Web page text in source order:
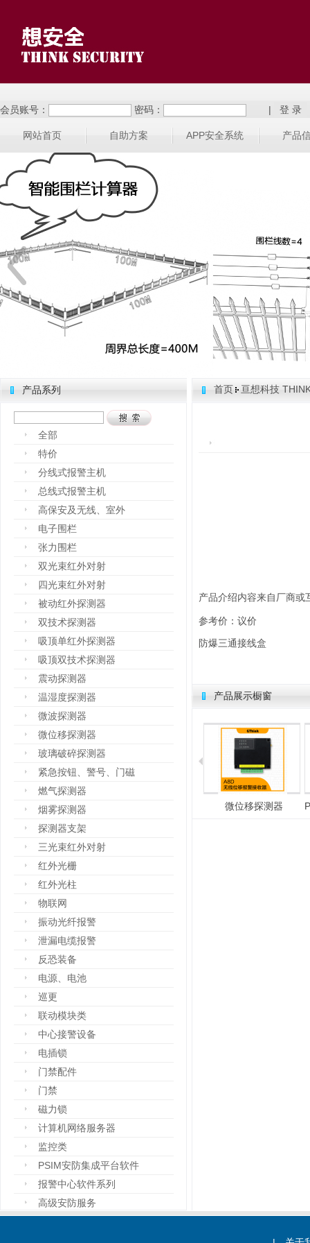
会员账号： 密码： |
网站首页 自助方案 APP安全系统 产品
产品系列
全部
特价
分线式报警主机
总线式报警主机
高保安及无线、室外
电子围栏
张力围栏
双光束红外对射
四光束红外对射
被动红外探测器
双技术探测器
吸顶单红外探测器
吸顶双技术探测器
震动探测器
温湿度探测器
微波探测器
微位移探测器
玻璃破碎探测器
紧急按钮、警号、门磁
燃气探测器
烟雾探测器
探测器支架
三光束红外对射
红外光栅
红外光柱
物联网
振动光纤报警
泄漏电缆报警
反恐装备
电源、电池
巡更
联动模块类
中心接警设备
电插锁
门禁配件
门禁
磁力锁
计算机网络服务器
监控类
PSIM安防集成平台软件
报警中心软件系列
高级安防服务
首页 亘想科技
产品介绍内容来自厂商或
参考价：议价
防爆三通接线盒
产品展示橱窗
总线式报警主机 微位移探测器